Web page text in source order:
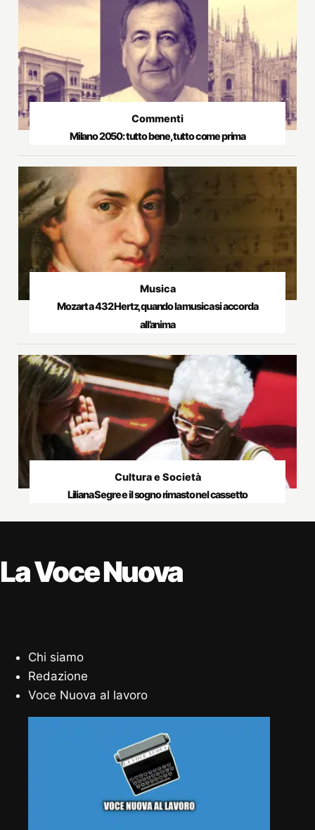
Commenti
Milano 2050: tutto bene, tutto come prima
Musica
Mozart a 432 Hertz, quando la musica si accorda
all’anima
Cultura e Società
Liliana Segre e il sogno rimasto nel cassetto
La Voce Nuova
Chi siamo
Redazione
Voce Nuova al lavoro